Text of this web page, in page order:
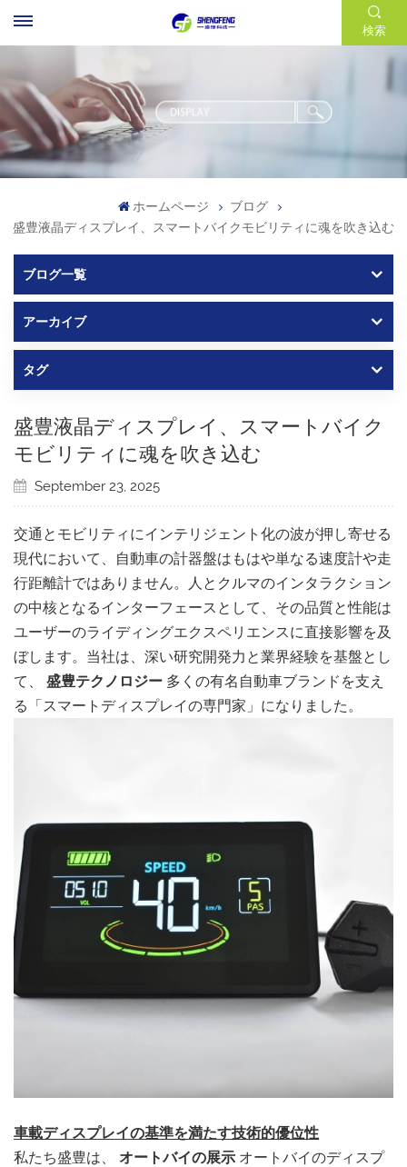
検索
ホームページ
ブログ
盛豊液晶ディスプレイ、スマートバイクモビリティに魂を吹き込む
ブログ一覧
アーカイブ
タグ
盛豊液晶ディスプレイ、スマートバイク
モビリティに魂を吹き込む
September 23, 2025
交通とモビリティにインテリジェント化の波が押し寄せる
現代において、自動車の計器盤はもはや単なる速度計や走
行距離計ではありません。人とクルマのインタラクション
の中核となるインターフェースとして、その品質と性能は
ユーザーのライディングエクスペリエンスに直接影響を及
ぼします。当社は、深い研究開発力と業界経験を基盤とし
て、 盛豊テクノロジー 多くの有名自動車ブランドを支え
る「スマートディスプレイの専門家」になりました。
車載ディスプレイの基準を満たす技術的優位性
私たち盛豊は、 オートバイの展示 オートバイのディスプ